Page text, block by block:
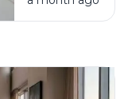
Pembersih